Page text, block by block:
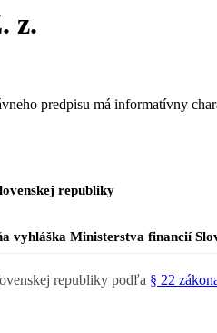
z.
predpisu má informatívny
republiky
vyhláška Ministerstva financií
republiky podľa § 22